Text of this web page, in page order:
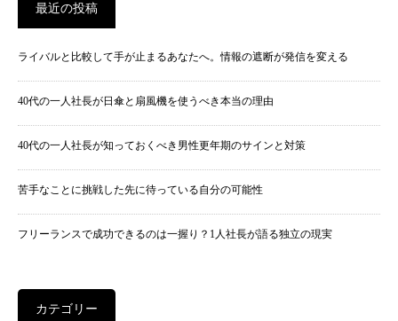
最近の投稿
ライバルと比較して手が止まるあなたへ。情報の遮断が発信を変える
40代の一人社長が日傘と扇風機を使うべき本当の理由
40代の一人社長が知っておくべき男性更年期のサインと対策
苦手なことに挑戦した先に待っている自分の可能性
フリーランスで成功できるのは一握り？1人社長が語る独立の現実
カテゴリー